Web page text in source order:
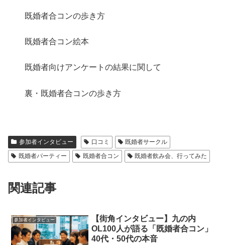
既婚者合コンの歩き方
既婚者合コン絵本
既婚者向けアンケートの結果に関して
裏・既婚者合コンの歩き方
参加者インタビュー 口コミ
既婚者サークル
既婚者パーティー
既婚者合コン 既婚者飲み会、行ってみた
関連記事
参加者インタビュー
【街角インタビュー】九の内
OL100人が語る「既婚者合コン」
40代・50代の本音